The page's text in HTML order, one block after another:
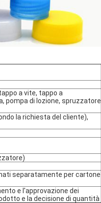
a vite, tappo a
pompa di lozione, spruzzatore
la richiesta del cliente),
separatamente per cartone
e l'approvazione dei
e la decisione di quantità